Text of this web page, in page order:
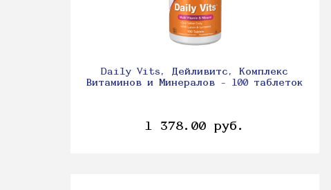
Daily Vits, Дейливитс, Комплекс
Витаминов и Минералов - 100 таблеток
1 378.00 руб.